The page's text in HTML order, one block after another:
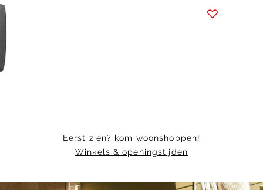
Item
of
7
Eerst zien? kom woonshoppen!
Winkels & openingstijden